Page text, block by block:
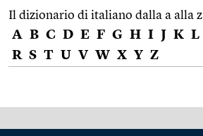
Il dizionario di italiano dalla a alla z
A B C D E F G H I J K L
R S T U V W X Y Z